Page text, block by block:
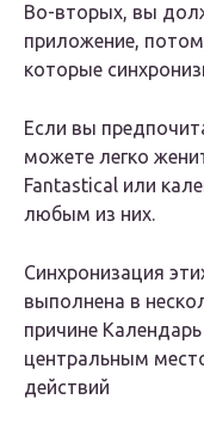
Во-вторых, вы
приложение,
которые
Если вы
можете легко
Fantastical или
любым из них.
Синхронизация
выполнена в
причине
центральным
действий